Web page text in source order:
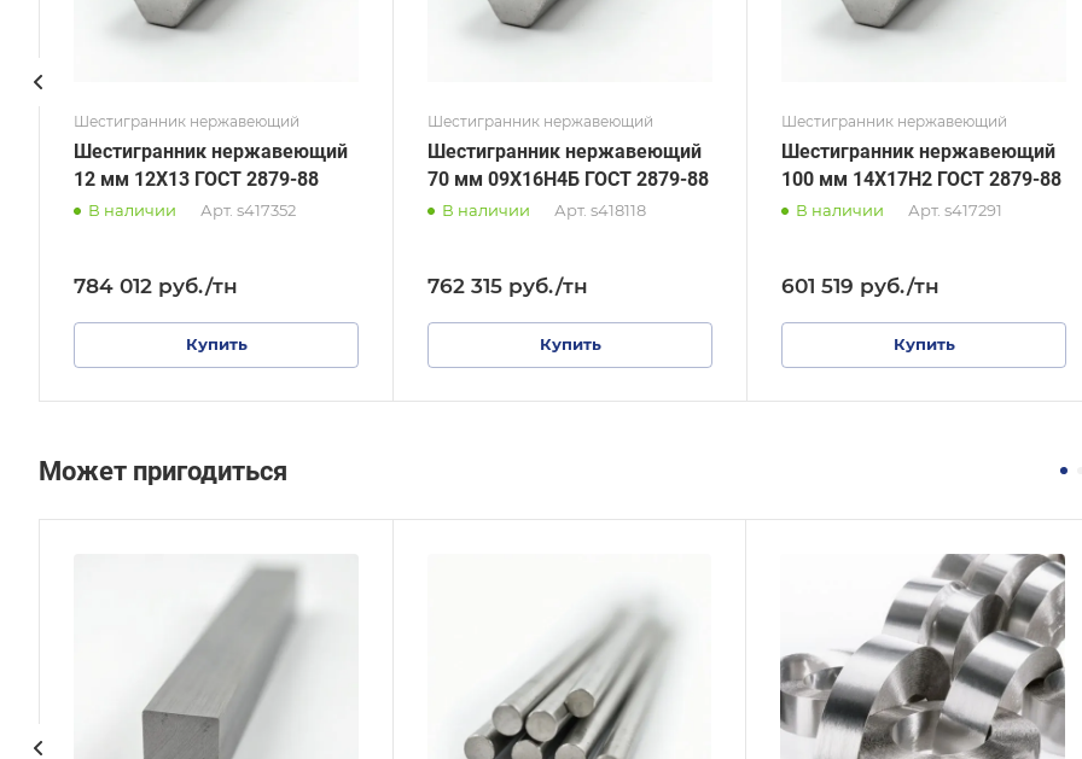
Шестигранник нержавеющий
Шестигранник нержавеющий
12 мм 12Х13 ГОСТ 2879-88
В наличии Арт. s417352
784 012 руб./тн
Купить
70
Шестигранник нержавеющий
Шестигранник нержавеющий
70 мм 09Х16Н4Б ГОСТ 2879-88
В наличии Арт. s418118
762 315 руб./тн
Купить
100
Шестигранник нержавеющий
Шестигранник нержавеющий
100 мм 14Х17Н2 ГОСТ 2879-88
В наличии Арт. s417291
601 519 руб./тн
Купить
48
Может пригодиться